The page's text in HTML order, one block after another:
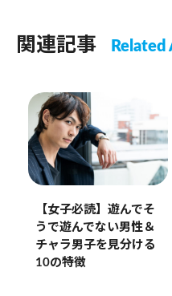
関連記事
【女子必読】遊んでそ
うで遊んでない男性＆
チャラ男子を見分ける
10の特徴